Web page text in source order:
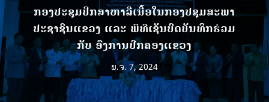
ກອງປະຊຸມປຶກສາຫາລືເນື້ອໃນກອງປຊຸມສະພາ
ປະຊາຊົນແຂວງ ແລະ ພິທີເຊັນບົດບັນທຶກຮ່ວມ
ກັບ ອົງການປົກຄອງແຂວງ
ພ.ຈ. 7, 2024